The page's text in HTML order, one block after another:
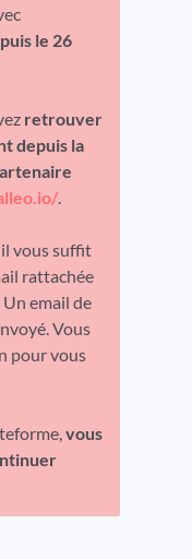
le 26
retrouver
depuis la
.
vous suffit
rattachée
email de
Vous
pour vous
vous